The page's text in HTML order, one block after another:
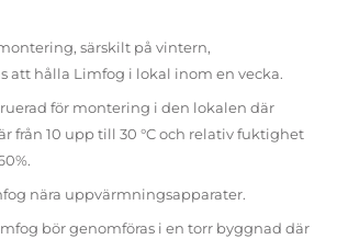
särskilt på vintern,
att hålla Limfog i lokal inom en vecka.
för montering i den lokalen där
från 10 upp till 30 °C och relativ fuktighet
nära uppvärmningsapparater.
bör genomföras i en torr byggnad där